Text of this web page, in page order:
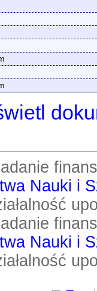
Nauki i
Nauki i